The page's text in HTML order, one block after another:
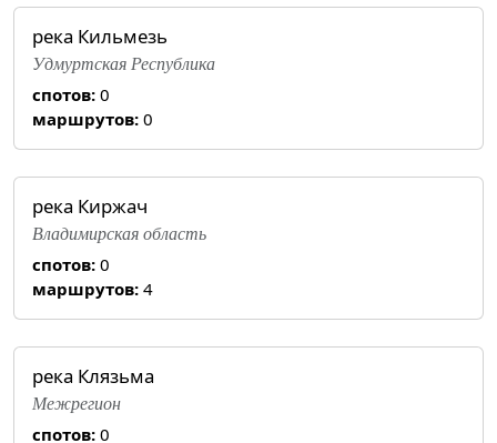
река Кильмезь
Удмуртская Республика
спотов: 0
маршрутов: 0
река Киржач
Владимирская область
спотов: 0
маршрутов: 4
река Клязьма
Межрегион
спотов: 0